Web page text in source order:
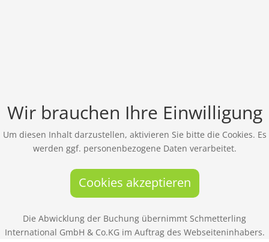
Wir brauchen Ihre Einwilligung
Um diesen Inhalt darzustellen, aktivieren Sie bitte die Cookies. Es
werden ggf. personenbezogene Daten verarbeitet.
Cookies akzeptieren
Die Abwicklung der Buchung übernimmt Schmetterling
International GmbH & Co.KG im Auftrag des Webseiteninhabers.